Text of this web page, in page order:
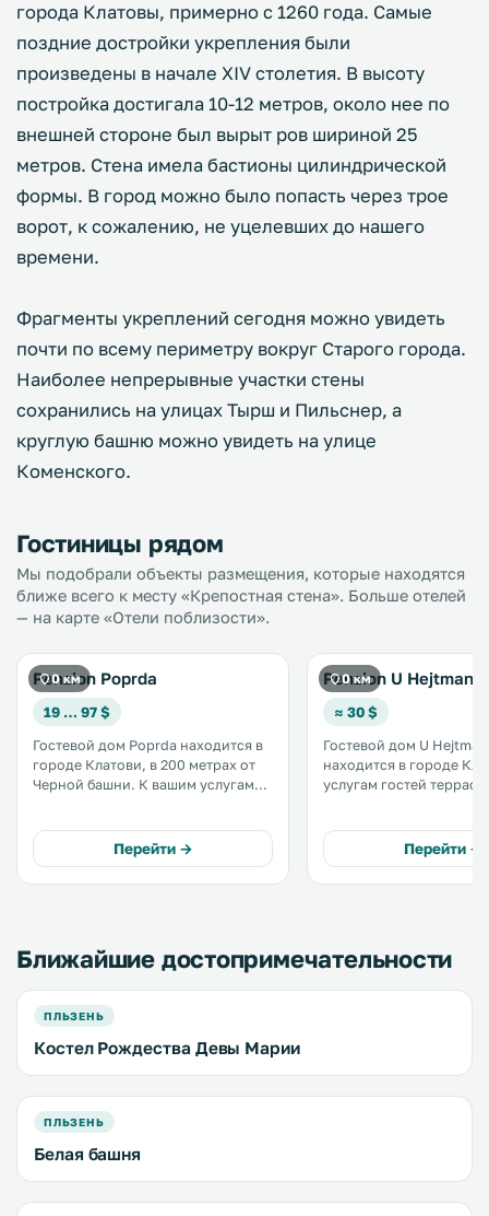
города Клатовы, примерно с 1260 года. Самые
поздние достройки укрепления были
произведены в начале XIV столетия. В высоту
постройка достигала 10-12 метров, около нее по
внешней стороне был вырыт ров шириной 25
метров. Стена имела бастионы цилиндрической
формы. В город можно было попасть через трое
ворот, к сожалению, не уцелевших до нашего
времени.
Фрагменты укреплений сегодня можно увидеть
почти по всему периметру вокруг Старого города.
Наиболее непрерывные участки стены
сохранились на улицах Тырш и Пильснер, а
круглую башню можно увидеть на улице
Коменского.
Гостиницы рядом
Мы подобрали объекты размещения, которые находятся
ближе всего к месту «Крепостная стена». Больше отелей
— на карте «Отели поблизости».
0 км
Penzion Poprda
19 … 97 $
Гостевой дом Poprda находится в
городе Клатови, в 200 метрах от
Черной башни. К вашим услугам
территории обустроена
бесплатная общественная
парковка. .
Перейти →
0 км
Penzion U Hejtmana
≈ 30 $
Гостевой дом U
находится в городе
услугам гостей терраса
номерах с
экраном и кабельными
холодильником,
Перейти →
Ближайшие достопримечательности
ПЛЬЗЕНЬ
Костел Рождества Девы Марии
ПЛЬЗЕНЬ
Белая башня